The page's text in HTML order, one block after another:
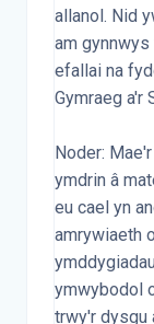
allanol. Nid
am
efallai na
Gymraeg a'r
Noder:
ymdrin â
eu cael yn
amrywiaeth
ymwybodol
trwy'r dysgu